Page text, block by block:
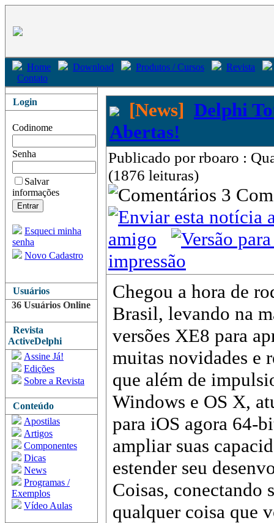
Home Download Produtos / Cursos
Revista
Contato
Login
Codinome
Senha
Salvar
informações
Esqueci minha
senha
Novo Cadastro
Usuários
36 Usuários Online
Revista
ActiveDelphi
Assine Já!
Edições
Sobre a Revista
Conteúdo
Apostilas
Artigos
Componentes
Dicas
News
Programas /
Exemplos
Vídeo Aulas
[News] Delphi
Abertas!
Publicado por rboaro :
(1876 leituras)
3
amigo
impressão
Chegou a hora de
Brasil, levando na
versões XE8 para
muitas novidades e
que além de
Windows e OS X,
para iOS agora 64-
ampliar suas
estender seu
Coisas, conectando
qualquer coisa que